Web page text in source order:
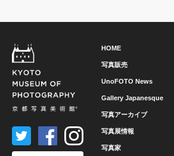
HOME
写真販売
UnoFOTO News
Gallery Japanesque
写真アーカイブ
写真展情報
写真家